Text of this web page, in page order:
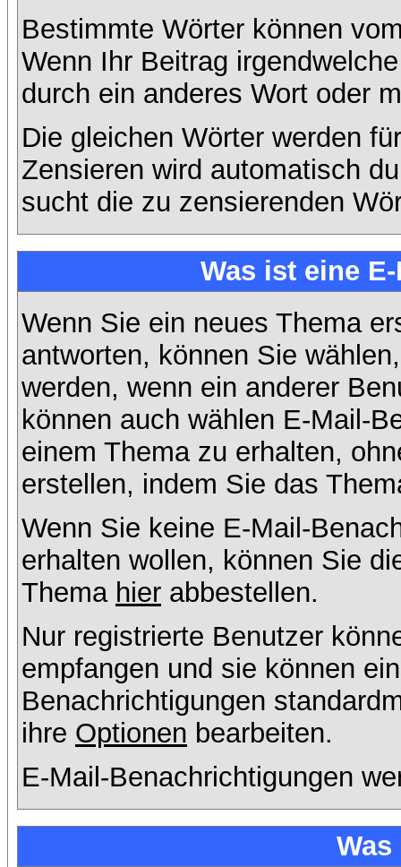
Bestimmte Wörter können
Wenn Ihr Beitrag
durch ein anderes Wort oder
Die gleichen Wörter werden
Zensieren wird automatisch
sucht die zu zensierenden
Was ist eine
Wenn Sie ein neues Thema
antworten, können Sie
werden, wenn ein anderer
können auch wählen E-Mail-
einem Thema zu erhalten,
erstellen, indem Sie das
Wenn Sie keine E-Mail-
erhalten wollen, können Sie
Thema hier abbestellen.
Nur registrierte Benutzer
empfangen und sie können
Benachrichtigungen
ihre Optionen bearbeiten.
E-Mail-Benachrichtigungen